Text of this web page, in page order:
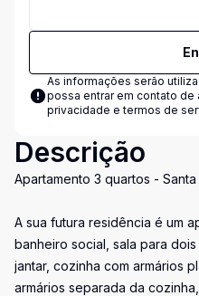
As informações serão
possa entrar em contato de
privacidade e termos de
Descrição
Apartamento 3 quartos -
A sua futura residência é um
banheiro social, sala para
jantar, cozinha com armários
armários separada da